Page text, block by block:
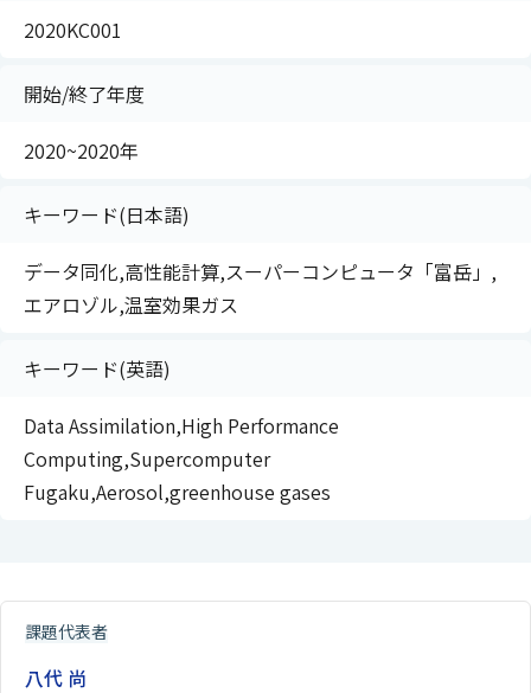
2020KC001
開始/終了年度
2020~2020年
キーワード(日本語)
データ同化,高性能計算,スーパーコンピュータ「富岳」,
エアロゾル,温室効果ガス
キーワード(英語)
Data Assimilation,High Performance
Computing,Supercomputer
Fugaku,Aerosol,greenhouse gases
課題代表者
八代 尚